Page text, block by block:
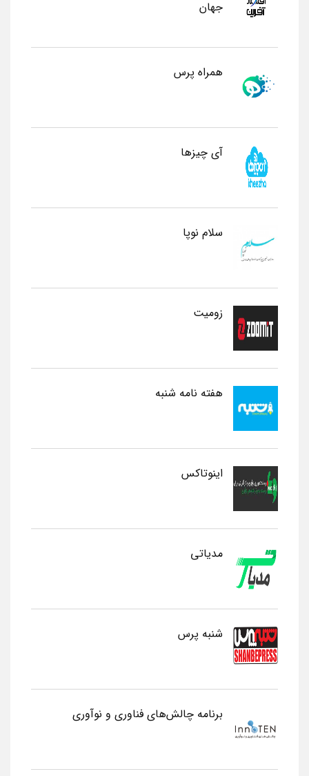
جهان
همراه پرس
آی چیزها
سلام نوپا
زومیت
هفته نامه شنبه
اینوتاکس
مدیاتی
شنبه پرس
برنامه چالش‌های فناوری و نوآوری